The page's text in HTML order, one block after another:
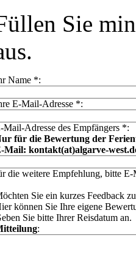
Sie
Name *:
E-Mail-Adresse *:
Mail-Adresse des Empfängers *:
für die Bewertung der
Mail: kontakt(at)algarve-
die weitere Empfehlung, bitte E-
Sie ein kurzes Feedback
können Sie Ihre eigene
Sie bitte Ihrer Reisdatum an.
: